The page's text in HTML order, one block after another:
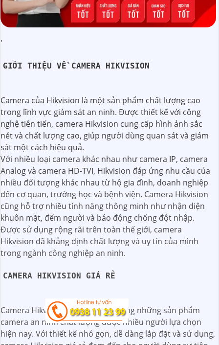
'
GIỚI THIỆU VỀ CAMERA HIKVISION
Camera của Hikvision là một sản phẩm chất lượng cao
trong lĩnh vực giám sát an ninh. Được thiết kế với công
nghệ tiên tiến, camera Hikvision cung cấp hình ảnh sắc
nét và chất lượng cao, giúp người dùng quan sát và giám
sát một cách hiệu quả.
Với nhiều loại camera khác nhau như camera IP, camera
Analog và camera HD-TVI, Hikvision đáp ứng nhu cầu của
nhiều đối tượng khác nhau từ hộ gia đình, doanh nghiệp
đến cơ quan, trường học và bệnh viện. Camera Hikvision
cũng hỗ trợ nhiều tính năng thông minh như nhận diện
khuôn mặt, đếm người và báo động chống đột nhập.
Được sử dụng rộng rãi trên toàn thế giới, camera
Hikvision đã khẳng định chất lượng và uy tín của mình
trong ngành công nghiệp an ninh.
CAMERA HIKVISION GIÁ RẺ
Camera Hikvision giá rẻ là một trong những sản phẩm
camera an ninh chất lượng được nhiều người lựa chọn
hiện nay. Với thiết kế nhỏ gọn, dễ dàng lắp đặt và sử dụng,